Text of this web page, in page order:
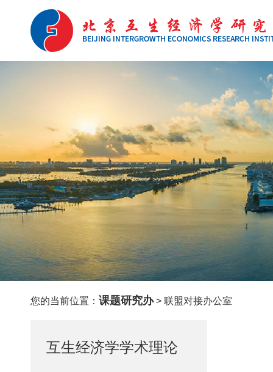
您的当前位置： 课题研究办> 联盟对接办公室
互生经济学学术理论